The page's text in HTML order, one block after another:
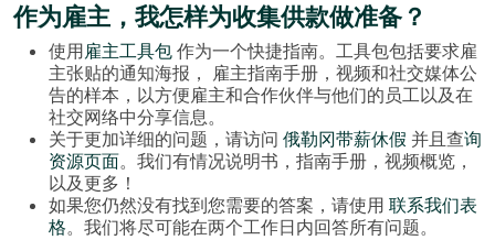
作为雇主，我怎样为收集供款做准备？
使用雇主工具包 作为一个快捷指南。工具包包括要求雇
主张贴的通知海报， 雇主指南手册，视频和社交媒体公
告的样本，以方便雇主和合作伙伴与他们的员工以及在
社交网络中分享信息。
关于更加详细的问题，请访问 俄勒冈带薪休假 并且查询
资源页面。我们有情况说明书，指南手册，视频概览，
以及更多！
如果您仍然没有找到您需要的答案，请使用 联系我们表
格。我们将尽可能在两个工作日内回答所有问题。